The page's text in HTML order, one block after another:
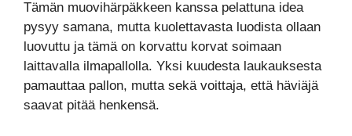
Tämän muovihärpäkkeen kanssa pelattuna idea
pysyy samana, mutta kuolettavasta luodista ollaan
luovuttu ja tämä on korvattu korvat soimaan
laittavalla ilmapallolla. Yksi kuudesta laukauksesta
pamauttaa pallon, mutta sekä voittaja, että häviäjä
saavat pitää henkensä.